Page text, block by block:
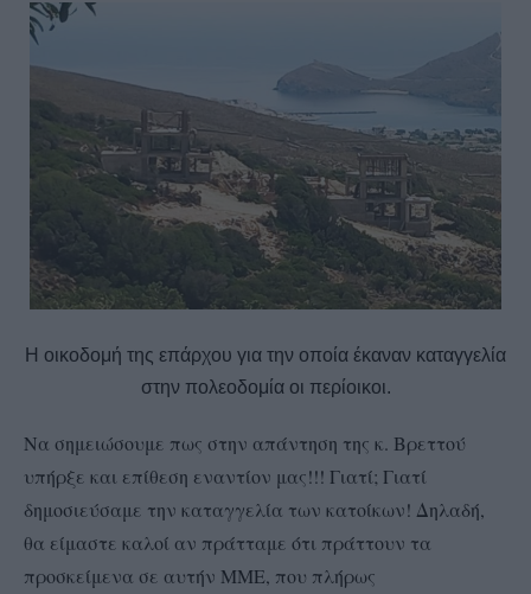
Η οικοδομή της επάρχου για την οποία έκαναν καταγγελία
στην πολεοδομία οι περίοικοι.
Να σημειώσουμε πως στην απάντηση της κ. Βρεττού
υπήρξε και επίθεση εναντίον μας!!! Γιατί; Γιατί
δημοσιεύσαμε την καταγγελία των κατοίκων! Δηλαδή,
θα είμαστε καλοί αν πράτταμε ότι πράττουν τα
προσκείμενα σε αυτήν ΜΜΕ, που πλήρως